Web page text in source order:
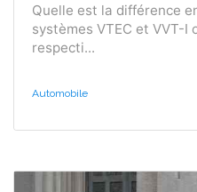
Quelle est la différence
systèmes VTEC et VVT-I
respecti...
Automobile